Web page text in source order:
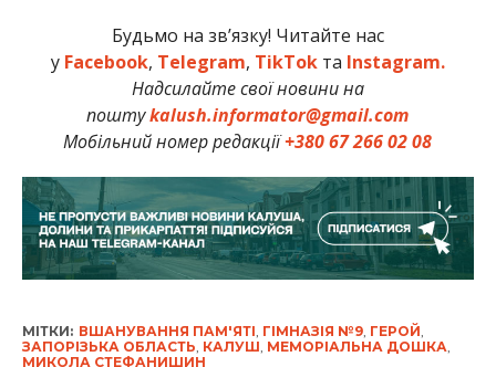
Будьмо на зв’язку! Читайте нас
у Facebook, Telegram, TikTokта Instagram.
Надсилайте свої новини на
поштуkalush.informator@gmail.com
Мобільний номер редакції+380 67 266 02 08
МІТКИ: ВШАНУВАННЯ ПАМ'ЯТІ, ГІМНАЗІЯ №9, ГЕРОЙ,
ЗАПОРІЗЬКА ОБЛАСТЬ, КАЛУШ, МЕМОРІАЛЬНА ДОШКА,
МИКОЛА СТЕФАНИШИН